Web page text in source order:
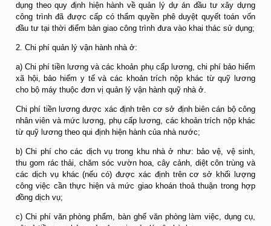
dụng theo quy định hiện hành về quản lý dự án đầu tư xây dựng
công trình đã được cấp có thẩm quyền phê duyệt quyết toán vốn
đầu tư tại thời điểm bàn giao công trình đưa vào khai thác sử dụng;
2. Chi phí quản lý vận hành nhà ở:
a) Chi phí tiền lương và các khoản phụ cấp lương, chi phí bảo hiểm
xã hội, bảo hiểm y tế và các khoản trích nộp khác từ quỹ lương
cho bộ máy thuộc đơn vị quản lý vận hành quỹ nhà ở.
Chi phí tiền lương được xác định trên cơ sở định biên cán bộ công
nhân viên và mức lương, phụ cấp lương, các khoản trích nộp khác
từ quỹ lương theo qui định hiện hành của nhà nước;
b) Chi phí cho các dịch vụ trong khu nhà ở như: bảo vệ, vệ sinh,
thu gom rác thải, chăm sóc vườn hoa, cây cảnh, diệt côn trùng và
các dịch vụ khác (nếu có) được xác định trên cơ sở khối lượng
công việc cần thực hiện và mức giao khoán thoả thuận trong hợp
đồng dịch vụ;
c) Chi phí văn phòng phẩm, bàn ghế văn phòng làm việc, dụng cụ,